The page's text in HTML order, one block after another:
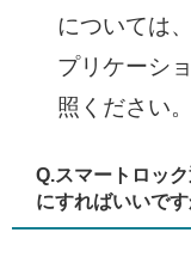
については
プリケーシ
照ください。​
Q.スマートロッ
にすればいいです